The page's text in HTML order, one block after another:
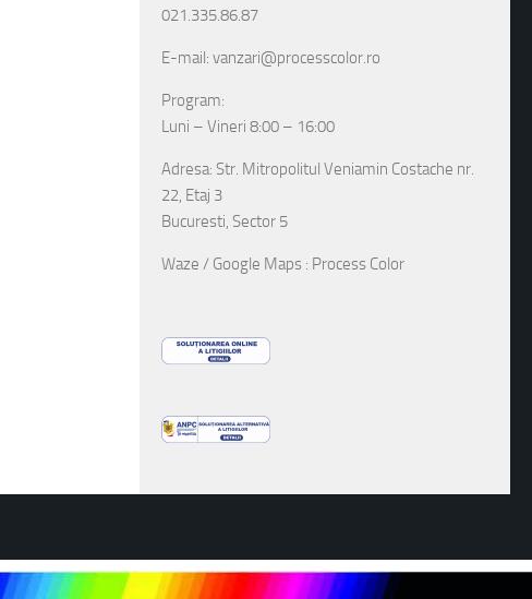
021.335.86.87
E-mail: vanzari@processcolor.ro
Program:
Luni – Vineri 8:00 – 16:00
Adresa: Str. Mitropolitul Veniamin Costache nr.
22, Etaj 3
Bucuresti, Sector 5
Waze / Google Maps : Process Color